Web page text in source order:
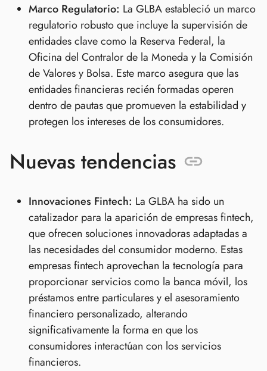
Marco Regulatorio: La GLBA estableció un marco
regulatorio robusto que incluye la supervisión de
entidades clave como la Reserva Federal, la
Oficina del Contralor de la Moneda y la Comisión
de Valores y Bolsa. Este marco asegura que las
entidades financieras recién formadas operen
dentro de pautas que promueven la estabilidad y
protegen los intereses de los consumidores.
Nuevas tendencias
Innovaciones Fintech: La GLBA ha sido un
catalizador para la aparición de empresas fintech,
que ofrecen soluciones innovadoras adaptadas a
las necesidades del consumidor moderno. Estas
empresas fintech aprovechan la tecnología para
proporcionar servicios como la banca móvil, los
préstamos entre particulares y el asesoramiento
financiero personalizado, alterando
significativamente la forma en que los
consumidores interactúan con los servicios
financieros.